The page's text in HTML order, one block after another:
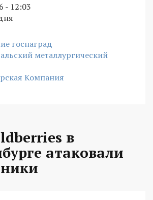
- 12:03
госнаград
металлургический
Компания
в
атаковали